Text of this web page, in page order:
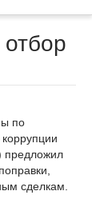
отбор
по
предложил
сделкам.